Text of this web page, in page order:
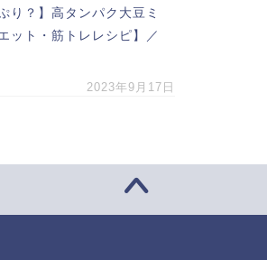
り？】高タンパク大豆ミ
ット・筋トレレシピ】／
2023年9月17日